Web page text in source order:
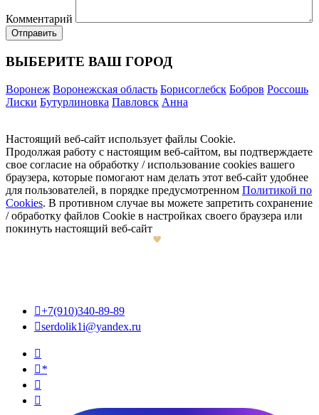
Комментарий
ВЫБЕРИТЕ ВАШ ГОРОД
Воронеж Воронежская область Борисоглебск Бобров Россошь
Лиски Бутурлиновка Павловск Анна
Настоящий веб-сайт использует файлы Cookie.
Продолжая работу с настоящим веб-сайтом, вы подтверждаете
свое согласие на обработку / использование cookies вашего
браузера, которые помогают нам делать этот веб-сайт удобнее
для пользователей, в порядке предусмотренном Политикой по
Cookies. В противном случае вы можете запретить сохранение
/ обработку файлов Cookie в настройках своего браузера или
покинуть настоящий веб-сайт
+7(910)340-89-89
serdolik1i@yandex.ru

*

